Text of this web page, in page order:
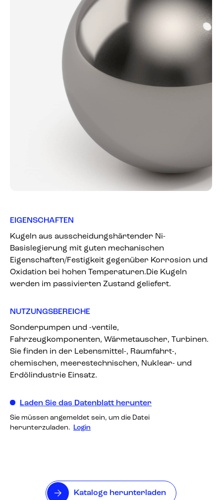
EIGENSCHAFTEN
Kugeln aus ausscheidungshärtender Ni-
Basislegierung mit guten mechanischen
Eigenschaften/Festigkeit gegenüber Korrosion und
Oxidation bei hohen Temperaturen.Die Kugeln
werden im passivierten Zustand geliefert.
NUTZUNGSBEREICHE
Sonderpumpen und -ventile,
Fahrzeugkomponenten, Wärmetauscher, Turbinen.
Sie finden in der Lebensmittel-, Raumfahrt-,
chemischen, meerestechnischen, Nuklear- und
Erdölindustrie Einsatz.
Laden Sie das Datenblatt herunter
Sie müssen angemeldet sein, um die Datei
herunterzuladen. Login
Kataloge herunterladen